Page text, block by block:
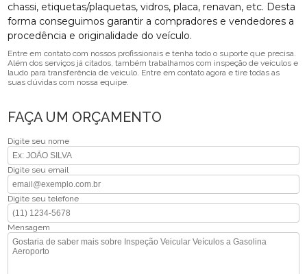
chassi, etiquetas/plaquetas, vidros, placa, renavan, etc. Desta
forma conseguimos garantir a compradores e vendedores a
procedência e originalidade do veículo.
Entre em contato com nossos profissionais e tenha todo o suporte que precisa.
Além dos serviços já citados, também trabalhamos com inspeção de veículos e
laudo para transferência de veiculo. Entre em contato agora e tire todas as
suas dúvidas com nossa equipe.
FAÇA UM ORÇAMENTO
Digite seu nome
Digite seu email
Digite seu telefone
Mensagem